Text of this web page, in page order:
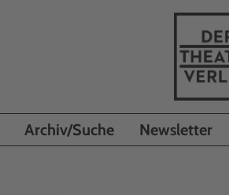
Archiv/Suche Newsletter